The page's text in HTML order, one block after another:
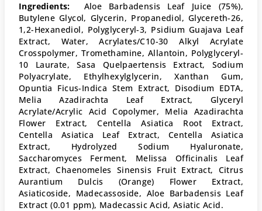
Ingredients:
Aloe Barbadensis Leaf Juice (75%),
Butylene Glycol, Glycerin, Propanediol, Glycereth-26,
1,2-Hexanediol, Polyglyceryl-3, Psidium Guajava Leaf
Extract, Water, Acrylates/C10-30 Alkyl Acrylate
Crosspolymer, Tromethamine, Allantoin, Polyglyceryl-
10 Laurate, Sasa Quelpaertensis Extract, Sodium
Polyacrylate, Ethylhexylglycerin, Xanthan Gum,
Opuntia Ficus-Indica Stem Extract, Disodium EDTA,
Melia Azadirachta Leaf Extract, Glyceryl
Acrylate/Acrylic Acid Copolymer, Melia Azadirachta
Flower Extract, Centella Asiatica Root Extract,
Centella Asiatica Leaf Extract, Centella Asiatica
Extract, Hydrolyzed Sodium Hyaluronate,
Saccharomyces Ferment, Melissa Officinalis Leaf
Extract, Chaenomeles Sinensis Fruit Extract, Citrus
Aurantium Dulcis (Orange) Flower Extract,
Asiaticoside, Madecassoside, Aloe Barbadensis Leaf
Extract (0.01 ppm), Madecassic Acid, Asiatic Acid.